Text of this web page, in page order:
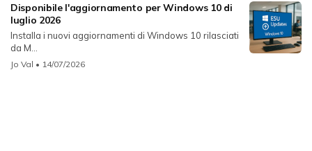
Disponibile l'aggiornamento per Windows 10 di
luglio 2026
Installa i nuovi aggiornamenti di Windows 10 rilasciati
da M...
Jo Val • 14/07/2026